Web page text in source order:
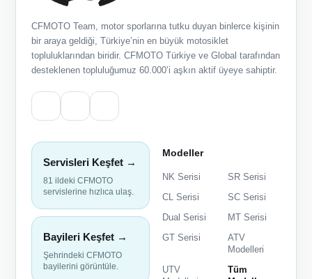
CFMOTO Team, motor sporlarına tutku duyan binlerce kişinin
bir araya geldiği, Türkiye’nin en büyük motosiklet
topluluklarından biridir. CFMOTO Türkiye ve Global tarafından
desteklenen topluluğumuz 60.000’i aşkın aktif üyeye sahiptir.
Servisleri Keşfet →
81 ildeki CFMOTO
servislerine hızlıca ulaş.
Bayileri Keşfet →
Şehrindeki CFMOTO
bayilerini görüntüle.
Modeller
NK Serisi
SR Serisi
CL Serisi
SC Serisi
Dual Serisi
MT Serisi
GT Serisi
ATV
Modelleri
UTV
Tüm